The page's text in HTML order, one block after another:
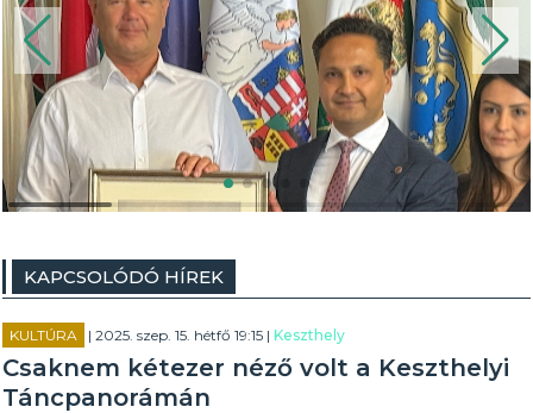
KAPCSOLÓDÓ HÍREK
KULTÚRA | 2025. szep. 15. hétfő 19:15 |Keszthely
Csaknem kétezer néző volt a Keszthelyi
Táncpanorámán